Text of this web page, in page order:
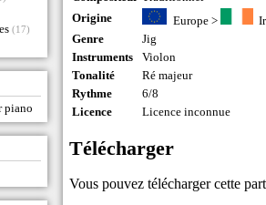
(17)
piano
Origine
Europe>
Genre
Jig
Instruments
Violon
Tonalité
Ré majeur
Rythme
6/8
Licence
Licence inconnue
Télécharger
Vous pouvez télécharger cette